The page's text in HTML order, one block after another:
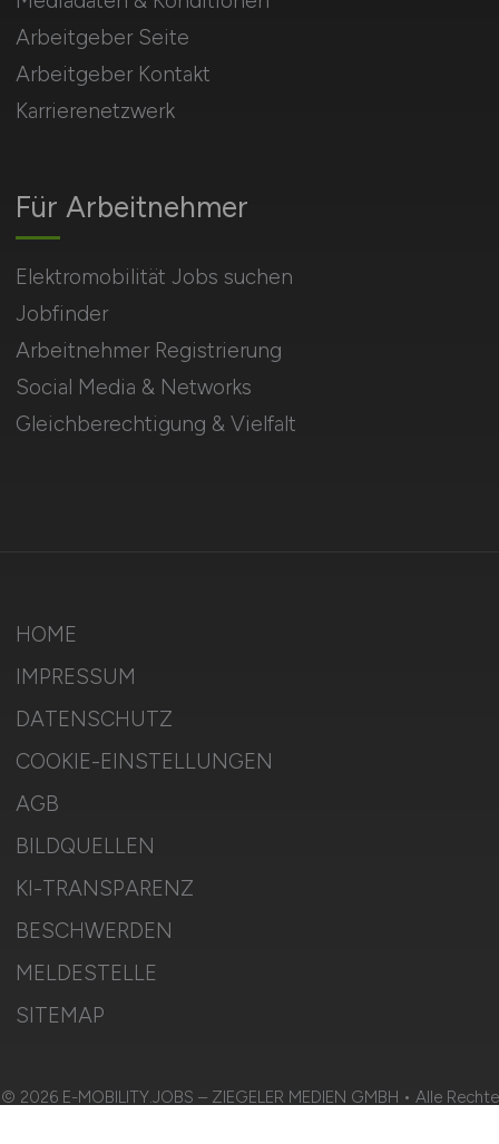
Für Arbeitnehmer
Elektromobilität Jobs suchen
Jobfinder
Arbeitnehmer Registrierung
Social Media & Networks
Gleichberechtigung & Vielfalt
Arbeitgeber Seite
Arbeitgeber Kontakt
Karrierenetzwerk
HOME
IMPRESSUM
DATENSCHUTZ
COOKIE-EINSTELLUNGEN
AGB
BILDQUELLEN
KI-TRANSPARENZ
BESCHWERDEN
MELDESTELLE
SITEMAP
© 2026 E-MOBILITY.JOBS – ZIEGELER MEDIEN GMBH • Alle Rechte